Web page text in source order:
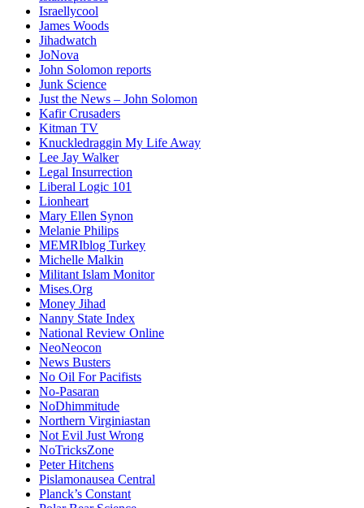
Israellycool
James Woods
Jihadwatch
JoNova
John Solomon reports
Junk Science
Just the News – John Solomon
Kafir Crusaders
Kitman TV
Knuckledraggin My Life Away
Lee Jay Walker
Legal Insurrection
Liberal Logic 101
Lionheart
Mary Ellen Synon
Melanie Philips
MEMRIblog Turkey
Michelle Malkin
Militant Islam Monitor
Mises.Org
Money Jihad
Nanny State Index
National Review Online
NeoNeocon
News Busters
No Oil For Pacifists
No-Pasaran
NoDhimmitude
Northern Virginiastan
Not Evil Just Wrong
NoTricksZone
Peter Hitchens
Pislamonausea Central
Planck’s Constant